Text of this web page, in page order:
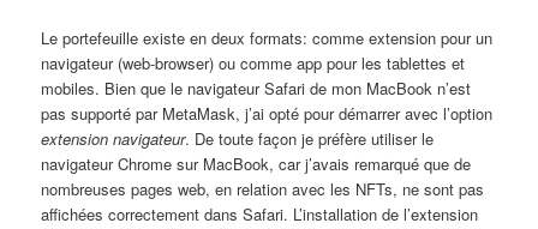
Le portefeuille existe en deux formats: comme extension pour un
navigateur (web-browser) ou comme app pour les tablettes et
mobiles. Bien que le navigateur Safari de mon MacBook n’est
pas supporté par MetaMask, j’ai opté pour démarrer avec l’option
extension navigateur. De toute façon je préfère utiliser le
navigateur Chrome sur MacBook, car j’avais remarqué que de
nombreuses pages web, en relation avec les NFTs, ne sont pas
affichées correctement dans Safari. L’installation de l’extension